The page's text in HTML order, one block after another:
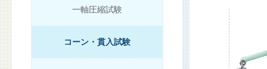
一軸圧縮試験
コーン・貫入試験